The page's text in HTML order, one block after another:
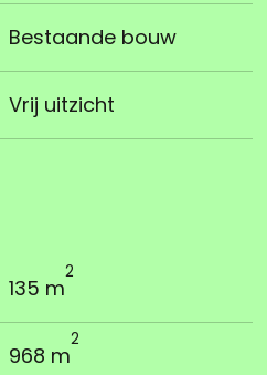
Bestaande bouw
Vrij uitzicht
135 m
2
968 m
2